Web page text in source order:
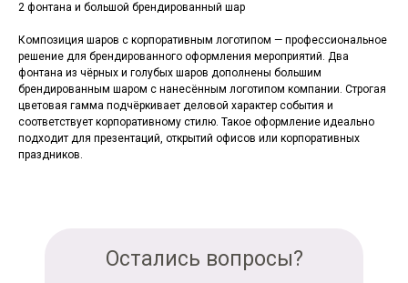
2 фонтана и большой брендированный шар
Композиция шаров с корпоративным логотипом — профессиональное
решение для брендированного оформления мероприятий. Два
фонтана из чёрных и голубых шаров дополнены большим
брендированным шаром с нанесённым логотипом компании. Строгая
цветовая гамма подчёркивает деловой характер события и
соответствует корпоративному стилю. Такое оформление идеально
подходит для презентаций, открытий офисов или корпоративных
праздников.
Остались вопросы?